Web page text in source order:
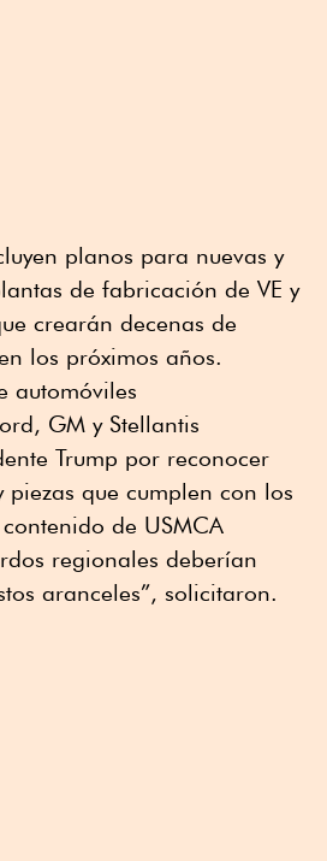
planos para nuevas y
de fabricación de VE y
crearán decenas de
los próximos años.
automóviles
GM y Stellantis
Trump por reconocer
piezas que cumplen con los
de USMCA
regionales deberían
aranceles”, solicitaron.